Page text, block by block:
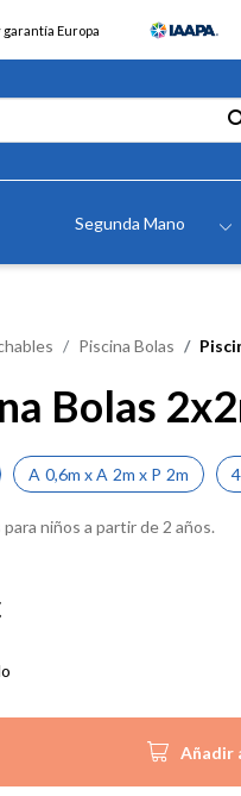
Europa
Segunda Mano
Piscina Bolas
Bolas
A 0,6m xA 2m x P 2m
para niños a partir de 2 años.
Añadir